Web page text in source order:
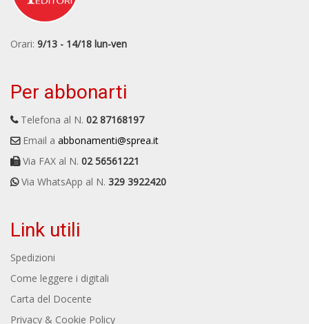
Orari: 9/13 - 14/18 lun-ven
Per abbonarti
Telefona al N. 02 87168197
Email a abbonamenti@sprea.it
Via FAX al N. 02 56561221
Via WhatsApp al N. 329 3922420
Link utili
Spedizioni
Come leggere i digitali
Carta del Docente
Privacy & Cookie Policy